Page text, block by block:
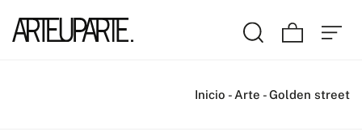
Inicio - Arte -Golden street